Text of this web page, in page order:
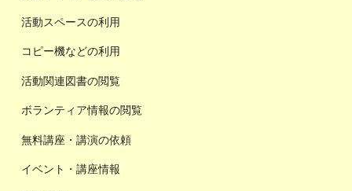
活動スペースの利用
コピー機などの利用
活動関連図書の閲覧
ボランティア情報の閲覧
無料講座・講演の依頼
イベント・講座情報